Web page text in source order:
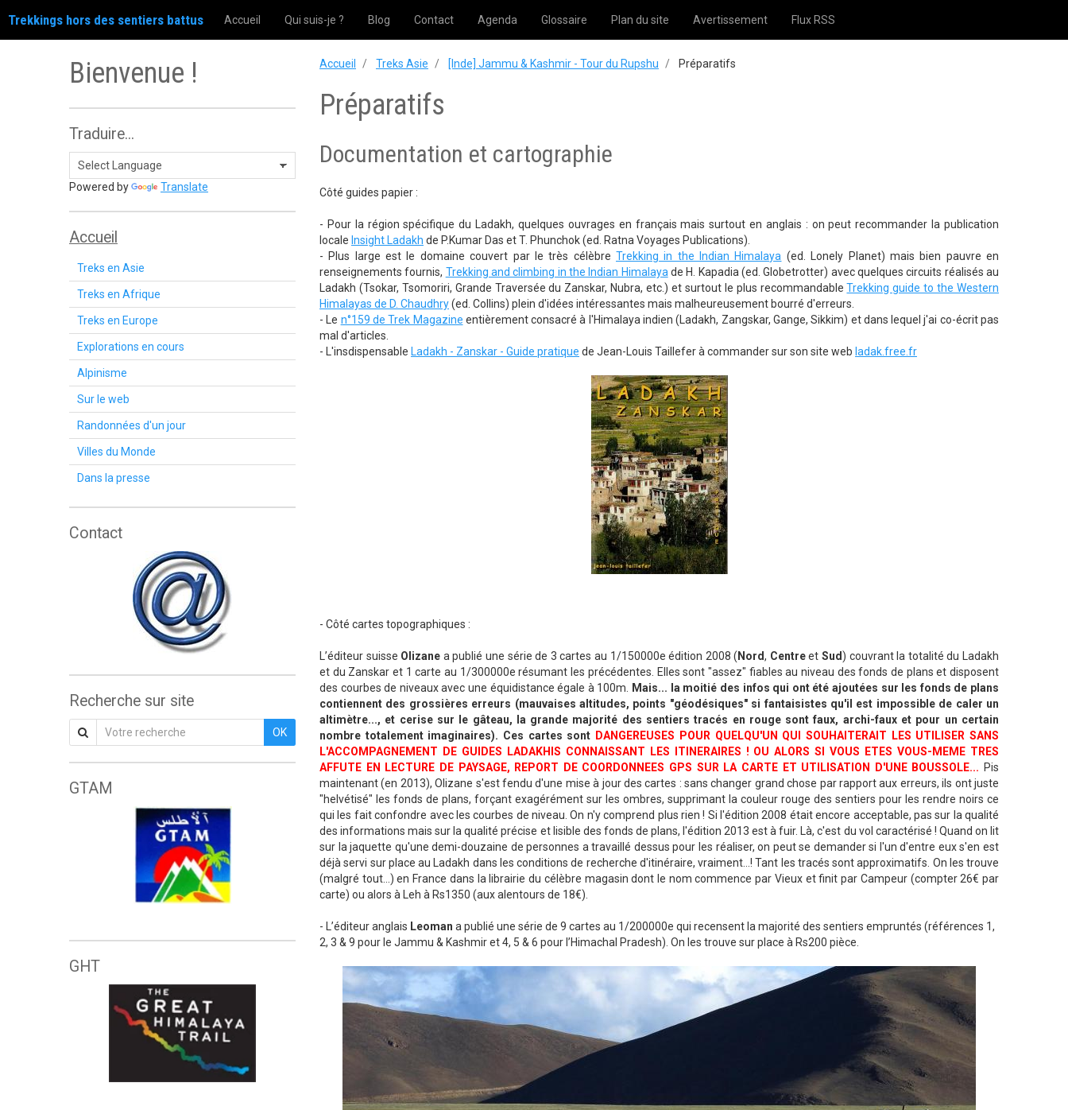
Trekkings hors des sentiers battus Accueil Qui suis-je ? Blog Contact Agenda Glossaire Plan du site Avertissement Flux RSS
Accueil Treks Asie [Inde] Jammu & Kashmir - Tour du Rupshu Préparatifs
Préparatifs
Documentation et cartographie
Côté guides papier :
- Pour la région spécifique du Ladakh, quelques ouvrages en français mais surtout en anglais : on peut recommander la publication
locale Insight Ladakh de P.Kumar Das et T. Phunchok (ed. Ratna Voyages Publications).
- Plus large est le domaine couvert par le très célèbre Trekking in the Indian Himalaya (ed. Lonely Planet) mais bien pauvre en
renseignements fournis, Trekking and climbing in the Indian Himalaya de H. Kapadia (ed. Globetrotter) avec quelques circuits réalisés au
Ladakh (Tsokar, Tsomoriri, Grande Traversée du Zanskar, Nubra, etc.) et surtout le plus recommandableTrekking guide to the Western
Himalayas de D. Chaudhry(ed. Collins) plein d'idées intéressantes mais malheureusement bourré d'erreurs.
- Le n°159 de Trek Magazine entièrement consacré à l'Himalaya indien (Ladakh, Zangskar, Gange, Sikkim) et dans lequel j'ai co-écrit pas
mal d'articles.
- L'insdispensable Ladakh - Zanskar - Guide pratique de Jean-Louis Taillefer à commander sur son site web ladak.free.fr
- Côté cartes topographiques :
L’éditeur suisse Olizane a publié une série de 3 cartes au 1/150000e édition 2008 ( Nord, CentreetSud) couvrant la totalité du Ladakh
et du Zanskar et 1 carte au 1/300000e résumant les précédentes. Elles sont "assez" fiables au niveau des fonds de plans et disposent
des courbes de niveaux avec une équidistance égale à 100m.
Mais... la moitié des infos qui ont été ajoutées sur les fonds de plans
contiennent des grossières erreurs (mauvaises altitudes, points "géodésiques" si fantaisistes qu'il est impossible de caler un
altimètre..., et cerise sur le gâteau, la grande majorité des sentiers tracés en rouge sont faux, archi-faux et pour un certain
nombre totalement imaginaires). Ces cartes sont DANGEREUSES POUR QUELQU'UN QUI SOUHAITERAIT LES UTILISER SANS
L'ACCOMPAGNEMENT DE GUIDES LADAKHIS CONNAISSANT LES
ITINERAIRES ! OU ALORS SI VOUS ETES VOUS-MEME TRES
AFFUTE EN LECTURE DE PAYSAGE, REPORT DE COORDONNEES GPS SUR LA CARTE ET UTILISATION D'UNE BOUSSOLE... Pis
maintenant (en 2013), Olizane s'est fendu d'une mise à jour des cartes : sans changer grand chose par rapport aux erreurs, ils ont juste
"helvétisé" les fonds de plans, forçant exagérément sur les ombres, supprimant la couleur rouge des sentiers pour les rendre noirs ce
qui les fait confondre avec les courbes de niveau. On n'y comprend plus rien ! Si l'édition 2008 était encore acceptable, pas sur la qualité
des informations mais sur la qualité précise et lisible des fonds de plans, l'édition 2013 est à fuir. Là, c'est du vol caractérisé ! Quand on lit
sur la jaquette qu'une demi-douzaine de personnes a travaillé dessus pour les réaliser, on peut se demander si l'un d'entre eux s'en est
déjà servi sur place au Ladakh dans les conditions de recherche d'itinéraire, vraiment...! Tant les tracés sont approximatifs. On les trouve
(malgré tout...) en France dans la librairie du célèbre magasin dont le nom commence par Vieux et finit par Campeur (compter 26€ par
carte) ou alors à Leh à Rs1350 (aux alentours de 18€).
- L’éditeur anglais Leoman a publié une série de 9 cartes au 1/200000e qui recensent la majorité des sentiers empruntés (références 1,
2, 3 & 9 pour le Jammu & Kashmir et 4, 5 & 6 pour l’Himachal Pradesh). On les trouve sur place à Rs200 pièce.
Bienvenue !
Traduire...
Powered by Translate
Accueil
Treks en Asie
Treks en Afrique
Treks en Europe
Explorations en cours
Alpinisme
Sur le web
Randonnées d'un jour
Villes du Monde
Dans la presse
Contact
Recherche sur site
OK
GTAM
GHT